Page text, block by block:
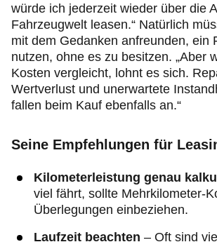
würde ich jederzeit wieder über die
Fahrzeugwelt leasen.“ Natürlich
mit dem Gedanken anfreunden, ein
nutzen, ohne es zu besitzen. „Aber
Kosten vergleicht, lohnt es sich.
Wertverlust und unerwartete
fallen beim Kauf ebenfalls an.“
Seine Empfehlungen für
Kilometerleistung genau
viel fährt, sollte Mehrkilometer-
Überlegungen einbeziehen.
Laufzeit beachten – Oft sind